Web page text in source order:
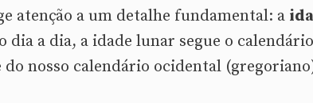
atenção a um detalhe fundamental: a
dia a dia, a idade lunar segue o calendário
nosso calendário ocidental